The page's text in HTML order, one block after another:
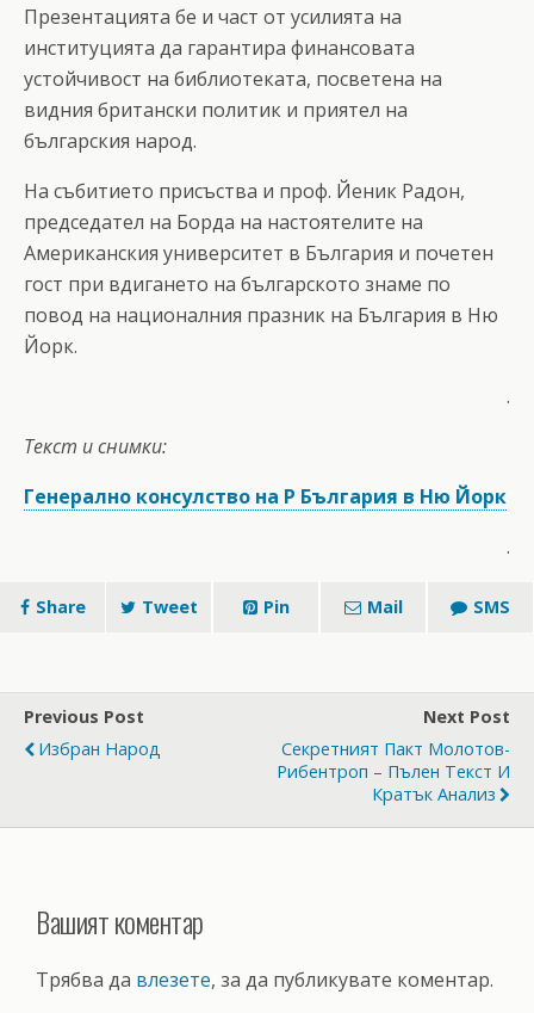
Презентацията бе и част от усилията на
институцията да гарантира финансовата
устойчивост на библиотеката, посветена на
видния британски политик и приятел на
българския народ.
На събитието присъства и проф. Йеник Радон,
председател на Борда на настоятелите на
Американския университет в България и почетен
гост при вдигането на българското знаме по
повод на националния празник на България в Ню
Йорк.
.
Текст и снимки:
Генерално консулство на Р България в Ню Йорк
.
Share Tweet Pin Mail SMS
Previous Post
Избран Народ
Next Post
Секретният Пакт Молотов-
Рибентроп – Пълен Текст И
Кратък Анализ
Вашият коментар
Трябва да влезете, за да публикувате коментар.